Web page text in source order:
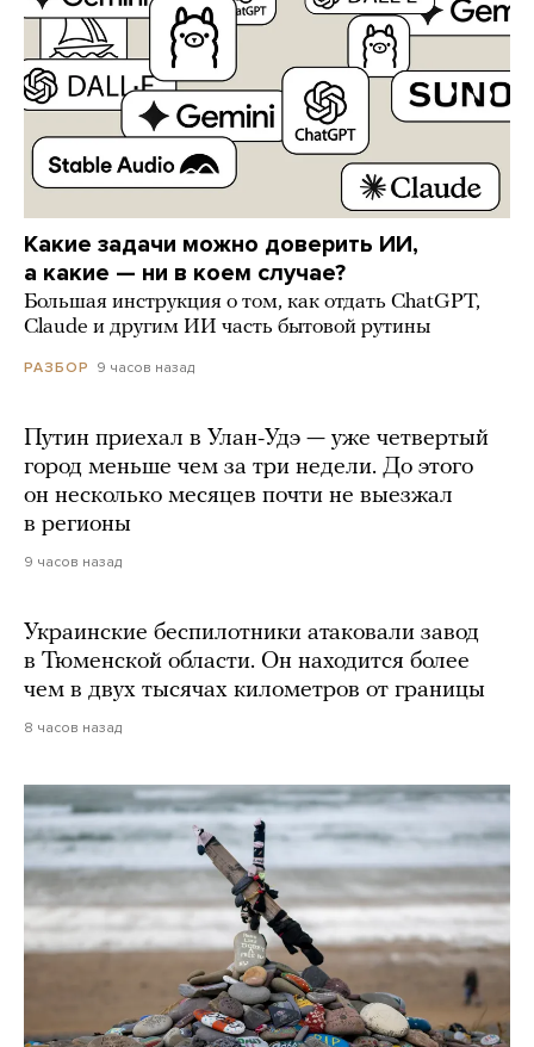
Какие задачи можно доверить ИИ,
а какие — ни в коем случае?
Большая инструкция о том, как отдать ChatGPT,
Claude и другим ИИ часть бытовой рутины
РАЗБОР 9 часов назад
Путин приехал в Улан-Удэ — уже четвертый
город меньше чем за три недели. До этого
он несколько месяцев почти не выезжал
в регионы
9 часов назад
Украинские беспилотники атаковали завод
в Тюменской области. Он находится более
чем в двух тысячах километров от границы
8 часов назад